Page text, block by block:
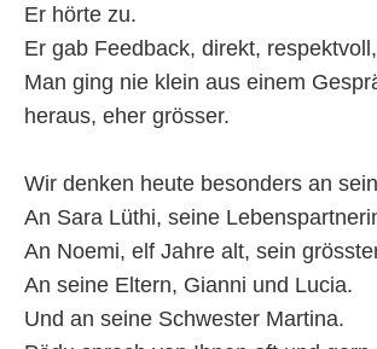
Er hörte zu.
Er gab Feedback, direkt,
Man ging nie klein aus einem
heraus, eher grösser.
Wir denken heute besonders an
An Sara Lüthi, seine
An Noemi, elf Jahre alt, sein
An seine Eltern, Gianni und Lucia.
Und an seine Schwester Martina.